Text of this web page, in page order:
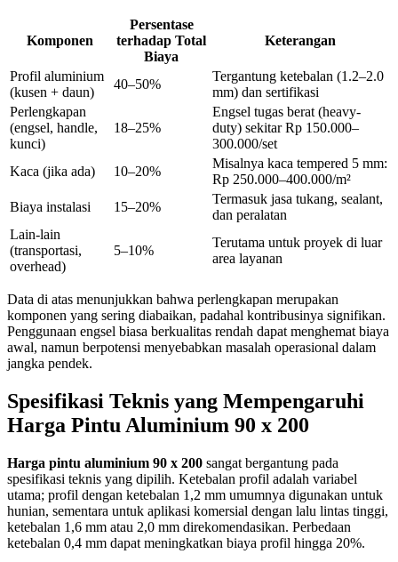
Komponen
Persentase
terhadap Total
Biaya
Keterangan
Profil aluminium
(kusen + daun)
40–50%
Tergantung ketebalan (1.2–2.0
mm) dan sertifikasi
Perlengkapan
(engsel, handle,
kunci)
18–25%
Engsel tugas berat (heavy-
duty) sekitar Rp 150.000–
300.000/set
Kaca (jika ada)
10–20%
Misalnya kaca tempered 5 mm:
Rp 250.000–400.000/m²
Biaya instalasi
15–20%
Termasuk jasa tukang, sealant,
dan peralatan
Lain-lain
(transportasi,
overhead)
5–10%
Terutama untuk proyek di luar
area layanan
Data di atas menunjukkan bahwa perlengkapan merupakan
komponen yang sering diabaikan, padahal kontribusinya signifikan.
Penggunaan engsel biasa berkualitas rendah dapat menghemat biaya
awal, namun berpotensi menyebabkan masalah operasional dalam
jangka pendek.
Spesifikasi Teknis yang Mempengaruhi
Harga Pintu Aluminium 90 x 200
Harga pintu aluminium 90 x 200 sangat bergantung pada
spesifikasi teknis yang dipilih. Ketebalan profil adalah variabel
utama; profil dengan ketebalan 1,2 mm umumnya digunakan untuk
hunian, sementara untuk aplikasi komersial dengan lalu lintas tinggi,
ketebalan 1,6 mm atau 2,0 mm direkomendasikan. Perbedaan
ketebalan 0,4 mm dapat meningkatkan biaya profil hingga 20%.